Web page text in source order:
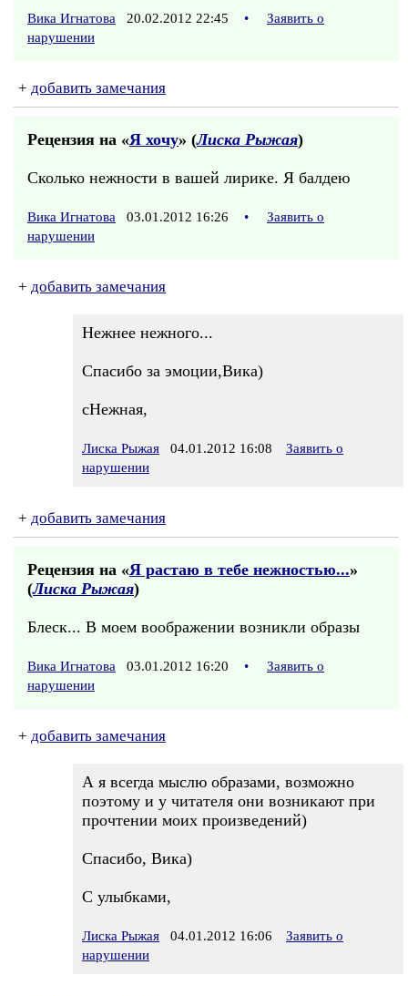
Вика Игнатова 20.02.2012 22:45 •
Заявить о
нарушении
+ добавить замечания
Рецензия на «Я хочу» (Лиска Рыжая)
Сколько нежности в вашей лирике. Я балдею
Вика Игнатова 03.01.2012 16:26 •
Заявить о
нарушении
+ добавить замечания
Нежнее нежного...
Спасибо за эмоции,Вика)
сНежная,
Лиска Рыжая 04.01.2012 16:08
Заявить о
нарушении
+ добавить замечания
Рецензия на «Я растаю в тебе нежностью...»
(Лиска Рыжая)
Блеск... В моем воображении возникли образы
Вика Игнатова 03.01.2012 16:20 •
Заявить о
нарушении
+ добавить замечания
А я всегда мыслю образами, возможно
поэтому и у читателя они возникают при
прочтении моих произведений)
Спасибо, Вика)
С улыбками,
Лиска Рыжая 04.01.2012 16:06
Заявить о
нарушении